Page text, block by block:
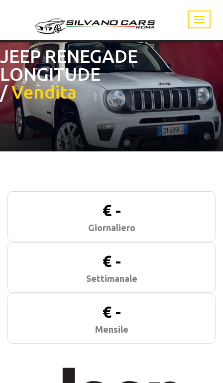
JEEP RENEGADE
LONGITUDE
/Vendita
€ -
Giornaliero
€ -
Settimanale
€ -
Mensile